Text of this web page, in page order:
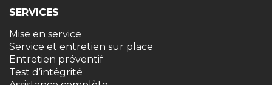
SERVICES
Mise en service
Service et entretien sur place
Entretien préventif
Test d’intégrité